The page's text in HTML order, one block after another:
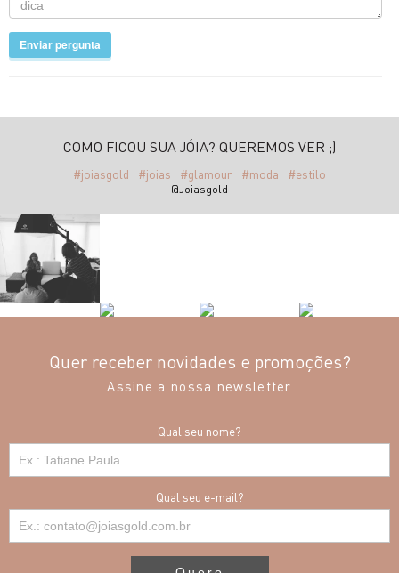
Enviar pergunta
COMO FICOU SUA JÓIA? QUEREMOS VER ;)
#joiasgold #joias #glamour #moda #estilo
@Joiasgold
Quer receber novidades e promoções?
Assine a nossa newsletter
Qual seu nome?
Qual seu e-mail?